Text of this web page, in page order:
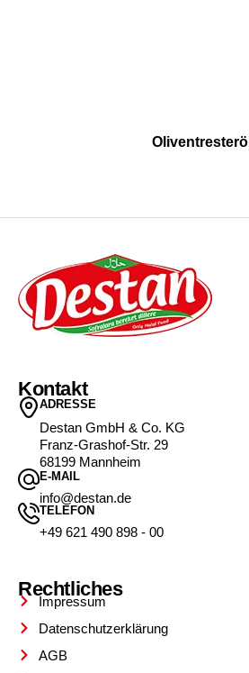
Oliventresteröl
Kontakt
ADRESSE
Destan GmbH & Co. KG
Franz-Grashof-Str. 29
68199 Mannheim
E-MAIL
info@destan.de
TELEFON
+49 621 490 898 - 00
Rechtliches
Impressum
Datenschutzerklärung
AGB